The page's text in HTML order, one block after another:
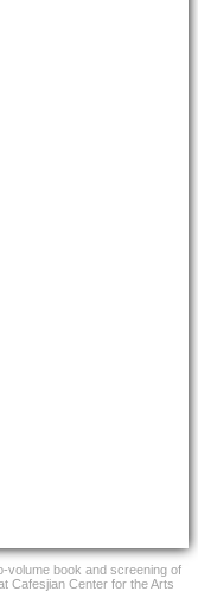
volume book and screening of
Cafesjian Center for the Arts